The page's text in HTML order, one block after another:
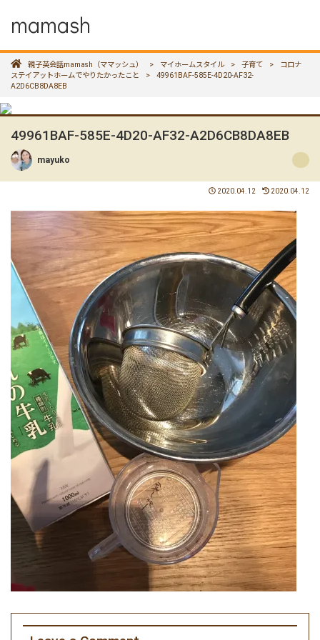
mamash
親子英会話mamash（ママッシュ） > マイホームスタイル > 子育て >
コロナ
ステイアットホームでやりたかったこと
>
49961BAF-585E-4D20-AF32-
A2D6CB8DA8EB
49961BAF-585E-4D20-AF32-A2D6CB8DA8EB
mayuko
2020.04.12 2020.04.12